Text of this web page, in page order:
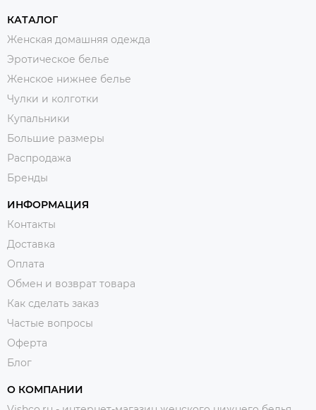
КАТАЛОГ
Женская домашняя одежда
Эротическое белье
Женское нижнее белье
Чулки и колготки
Купальники
Большие размеры
Распродажа
Бренды
ИНФОРМАЦИЯ
Контакты
Доставка
Оплата
Обмен и возврат товара
Как сделать заказ
Частые вопросы
Оферта
Блог
О КОМПАНИИ